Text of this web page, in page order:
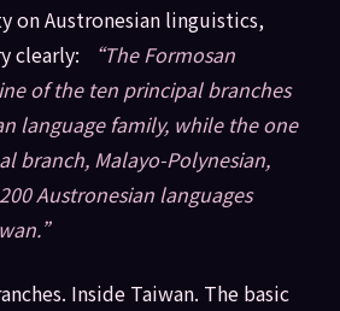
on Austronesian linguistics,
clearly:
“The Formosan
of the ten principal branches
language family, while the one
branch, Malayo-Polynesian,
Austronesian languages
Inside Taiwan. The basic